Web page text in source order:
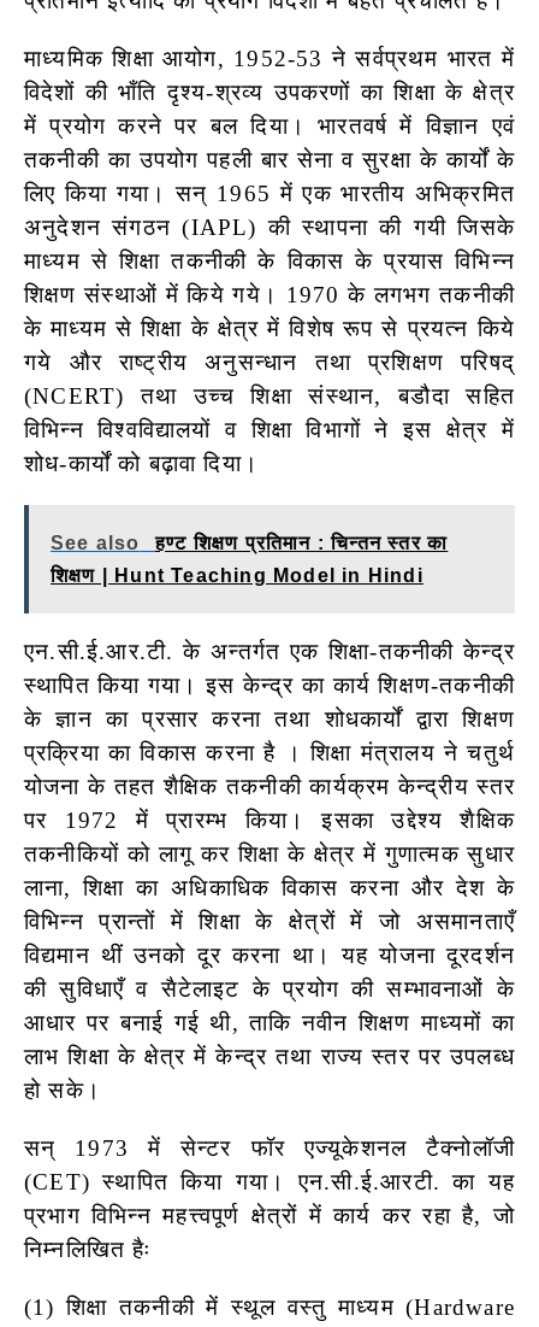
माध्यमिक शिक्षा आयोग, 1952-53 ने सर्वप्रथम भारत में
विदेशों की भाँति दृश्य-श्रव्य उपकरणों का शिक्षा के क्षेत्र
में प्रयोग करने पर बल दिया। भारतवर्ष में विज्ञान एवं
तकनीकी का उपयोग पहली बार सेना व सुरक्षा के कार्यों के
लिए किया गया। सन् 1965 में एक भारतीय अभिक्रमित
अनुदेशन संगठन (IAPL) की स्थापना की गयी जिसके
माध्यम से शिक्षा तकनीकी के विकास के प्रयास विभिन्न
शिक्षण संस्थाओं में किये गये। 1970 के लगभग तकनीकी
के माध्यम से शिक्षा के क्षेत्र में विशेष रूप से प्रयत्न किये
गये और राष्ट्रीय अनुसन्धान तथा प्रशिक्षण परिषद्
(NCERT) तथा उच्च शिक्षा संस्थान, बडौदा सहित
विभिन्न विश्वविद्यालयों व शिक्षा विभागों ने इस क्षेत्र में
शोध-कार्यों को बढ़ावा दिया।
See also
हण्ट शिक्षण प्रतिमान : चिन्तन स्तर का
शिक्षण | Hunt Teaching Model in Hindi
एन.सी.ई.आर.टी. के अन्तर्गत एक शिक्षा-तकनीकी केन्द्र
स्थापित किया गया। इस केन्द्र का कार्य शिक्षण-तकनीकी
के ज्ञान का प्रसार करना तथा शोधकार्यों द्वारा शिक्षण
प्रक्रिया का विकास करना है । शिक्षा मंत्रालय ने चतुर्थ
योजना के तहत शैक्षिक तकनीकी कार्यक्रम केन्द्रीय स्तर
पर 1972 में प्रारम्भ किया। इसका उद्देश्य शैक्षिक
तकनीकियों को लागू कर शिक्षा के क्षेत्र में गुणात्मक सुधार
लाना, शिक्षा का अधिकाधिक विकास करना और देश के
विभिन्न प्रान्तों में शिक्षा के क्षेत्रों में जो असमानताएँ
विद्यमान थीं उनको दूर करना था। यह योजना दूरदर्शन
की सुविधाएँ व सैटेलाइट के प्रयोग की सम्भावनाओं के
आधार पर बनाई गई थी, ताकि नवीन शिक्षण माध्यमों का
लाभ शिक्षा के क्षेत्र में केन्द्र तथा राज्य स्तर पर उपलब्ध
हो सके।
सन् 1973 में सेन्टर फॉर एज्यूकेशनल टैक्नोलॉजी
(CET) स्थापित किया गया। एन.सी.ई.आरटी. का यह
प्रभाग विभिन्न महत्त्वपूर्ण क्षेत्रों में कार्य कर रहा है, जो
निम्नलिखित हैः
(1) शिक्षा तकनीकी में स्थूल वस्तु माध्यम (Hardware